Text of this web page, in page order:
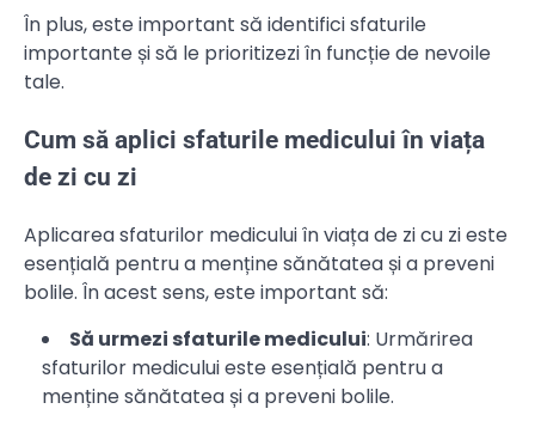
În plus, este important să identifici sfaturile
importante și să le prioritizezi în funcție de nevoile
tale.
Cum să aplici sfaturile medicului în viața
de zi cu zi
Aplicarea sfaturilor medicului în viața de zi cu zi este
esențială pentru a menține sănătatea și a preveni
bolile. În acest sens, este important să:
Să urmezi sfaturile medicului: Urmărirea
sfaturilor medicului este esențială pentru a
menține sănătatea și a preveni bolile.